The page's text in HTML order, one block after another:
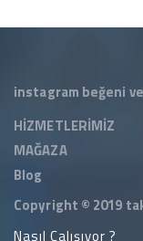
instagram beğeni
HİZMETLERİMİZ
MAĞAZA
Blog
Copyright © 2019
Nasıl Çalışıyor ?